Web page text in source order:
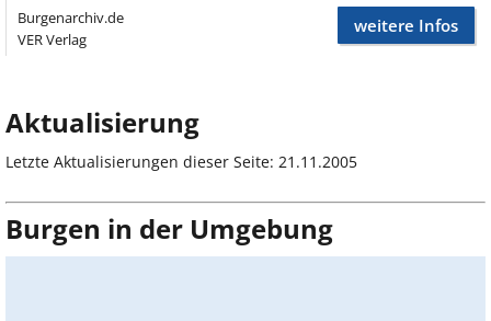
Burgenarchiv.de
VER Verlag
weitere Infos
Aktualisierung
Letzte Aktualisierungen dieser Seite: 21.11.2005
Burgen in der Umgebung